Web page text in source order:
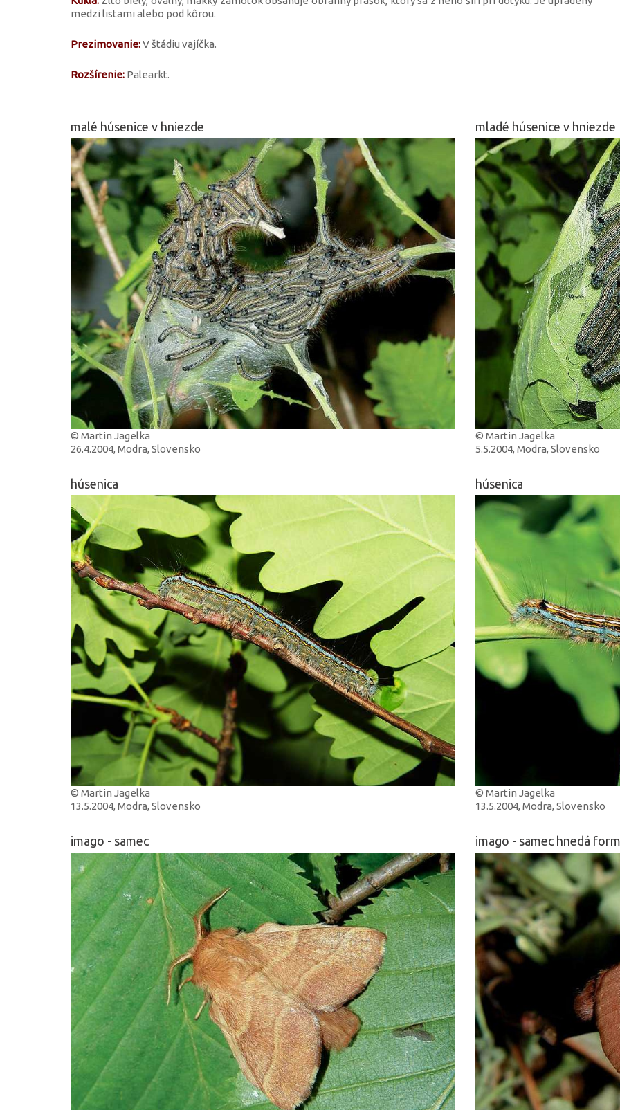
medzi listami alebo pod kôrou.
Prezimovanie:V štádiu vajíčka.
Rozšírenie: Palearkt.
malé húsenice v hniezde
© Martin Jagelka
26.4.2004, Modra, Slovensko
mladé húsenice v hniezde
© Martin Jagelka
5.5.2004, Modra, Slovensko
húsenica
© Martin Jagelka
13.5.2004, Modra, Slovensko
húsenica
© Martin Jagelka
13.5.2004, Modra, Slovensko
imago - samec imago - samec hnedá